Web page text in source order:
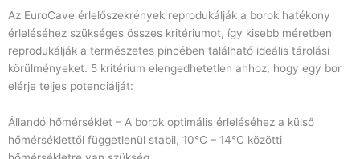
Az EuroCave érlelőszekrények reprodukálják a borok hatékony
érleléséhez szükséges összes kritériumot, így kisebb méretben
reprodukálják a természetes pincében található ideális tárolási
körülményeket. 5 kritérium elengedhetetlen ahhoz, hogy egy bor
elérje teljes potenciálját:
Állandó hőmérséklet – A borok optimális érleléséhez a külső
hőmérséklettől függetlenül stabil, 10°C – 14°C közötti